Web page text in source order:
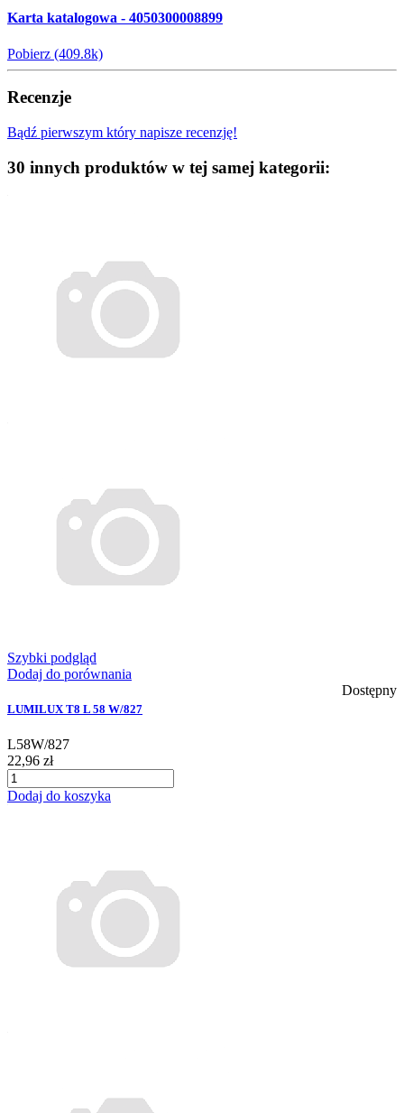
Karta katalogowa - 4050300008899
Pobierz (409.8k)
Recenzje
Bądź pierwszym który napisze recenzję!
30 innych produktów w tej samej kategorii:
Szybki podgląd
Dodaj do porównania
Dostępny
LUMILUX T8 L 58 W/827
L58W/827
22,96 zł
Dodaj do koszyka